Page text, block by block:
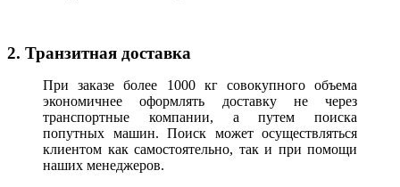
2. Транзитная доставка
При заказе более 1000 кг совокупного объема
экономичнее оформлять доставку не через
транспортные компании, а путем поиска
попутных машин. Поиск может осуществляться
клиентом как самостоятельно, так и при помощи
наших менеджеров.